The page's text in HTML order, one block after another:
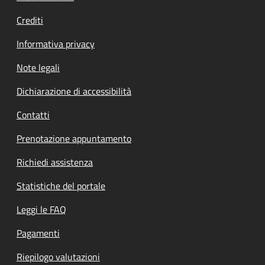
Crediti
Informativa privacy
Note legali
Dichiarazione di accessibilità
Contatti
Prenotazione appuntamento
Richiedi assistenza
Statistiche del portale
Leggi le FAQ
Pagamenti
Riepilogo valutazioni